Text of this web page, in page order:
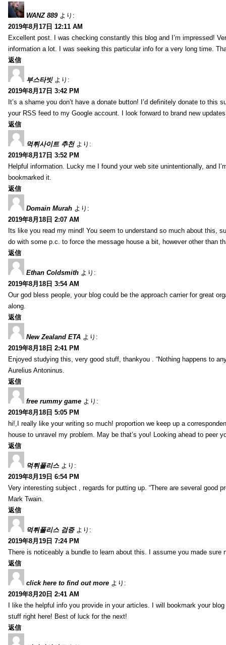
WANZ 889 より:
2019年8月17日 12:11 AM
Excellent post. I was checking constantly this blog and I’m impressed!
information a lot. I was seeking this particular info for a very long time.
返信
부스타빗 より:
2019年8月17日 3:42 PM
It’s a shame you don’t have a donate button! I’d definitely donate to this
your RSS feed to my Google account. I look forward to brand new
返信
먹튀사이트 추천 より:
2019年8月17日 3:52 PM
Helpful information. Lucky me I found your web site unintentionally, and
bookmarked it.
返信
Domain Murah より:
2019年8月18日 2:07 AM
Its like you read my mind! You seem to understand so much about this,
do with some p.c. to force the message house a bit, however other than
返信
Ethan Coldsmith より:
2019年8月18日 3:54 AM
Our god bless people, your blog could be the approach carrier for great
along.
返信
New Zealand ETA より:
2019年8月18日 2:41 PM
Enjoyed studying this, very good stuff, thankyou . “Nothing happens to
Aurelius Antoninus.
返信
free rummy game より:
2019年8月18日 5:05 PM
hi!,I really like your writing so much! proportion we keep up a
house to unravel my problem. May be that’s you! Looking ahead to peer
返信
먹튀폴리스 より:
2019年8月19日 6:54 PM
Very interesting subject , regards for putting up. “There are several good
Mark Twain.
返信
먹튀폴리스 검증 より:
2019年8月19日 7:24 PM
There is noticeably a bundle to learn about this. I assume you made sure
返信
click here to find out more より:
2019年8月20日 2:41 AM
I like the helpful info you provide in your articles. I will bookmark your
stuff right here! Best of luck for the next!
返信